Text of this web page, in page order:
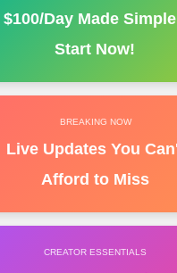
$100/Day Made
Start Now!
BREAKING NOW
Live Updates You
Afford to Miss
CREATOR ESSENTIALS